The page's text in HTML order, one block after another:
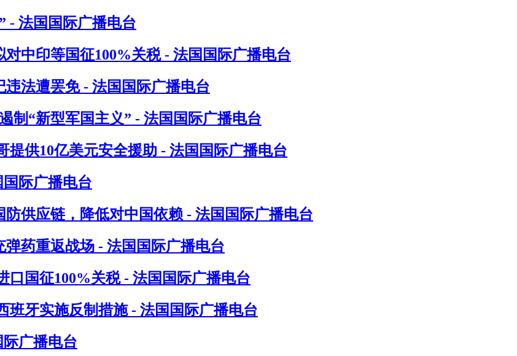
- 法国国际广播电台
中印等国征100%关税 - 法国国际广播电台
法遭罢免 - 法国国际广播电台
制“新型军国主义” - 法国国际广播电台
供10亿美元安全援助 - 法国国际广播电台
际广播电台
供应链，降低对中国依赖 - 法国国际广播电台
药重返战场 - 法国国际广播电台
口国征100%关税 - 法国国际广播电台
班牙实施反制措施 - 法国国际广播电台
广播电台